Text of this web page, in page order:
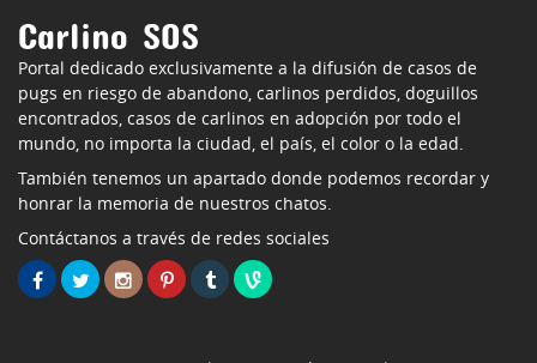
Carlino SOS
Portal dedicado exclusivamente a la difusión de casos de
pugs en riesgo de abandono, carlinos perdidos, doguillos
encontrados, casos de carlinos en adopción por todo el
mundo, no importa la ciudad, el país, el color o la edad.
También tenemos un apartado donde podemos recordar y
honrar la memoria de nuestros chatos.
Contáctanos a través de redes sociales